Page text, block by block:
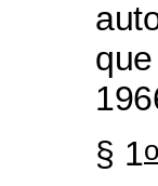
§ 1o